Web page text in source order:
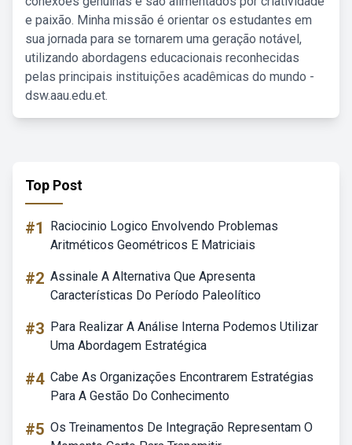
e paixão. Minha missão é orientar os estudantes em
sua jornada para se tornarem uma geração notável,
utilizando abordagens educacionais reconhecidas
pelas principais instituições acadêmicas do mundo -
dsw.aau.edu.et.
Top Post
#1
Raciocinio Logico Envolvendo Problemas
Aritméticos Geométricos E Matriciais
#2 Assinale A Alternativa Que Apresenta
Características Do Período Paleolítico
#3 Para Realizar A Análise Interna Podemos Utilizar
Uma Abordagem Estratégica
#4 Cabe As Organizações Encontrarem Estratégias
Para A Gestão Do Conhecimento
#5 Os Treinamentos De Integração Representam O